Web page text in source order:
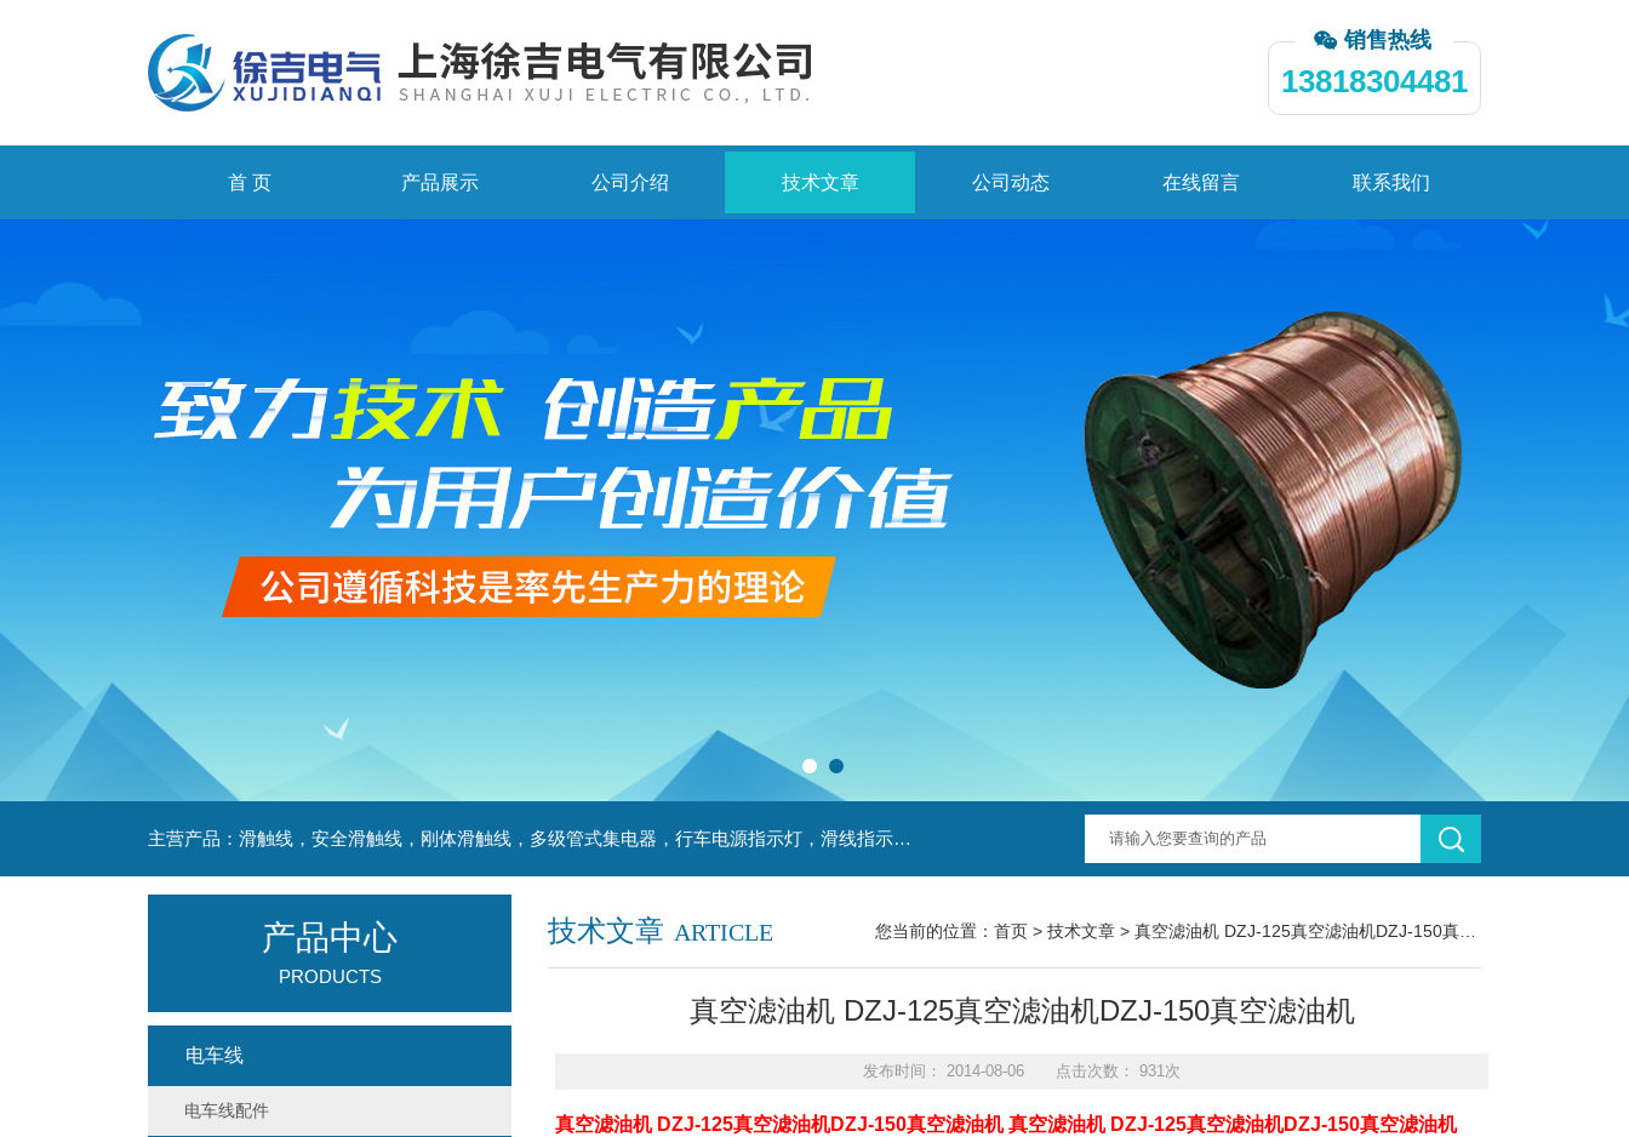
销售热线
13818304481
首 页 产品展示 公司介绍 技术文章 公司动态 在线留言 联系我们
主营产品：滑触线，安全滑触线，刚体滑触线，多级管式集电器，行车电源指示灯，滑线指示灯，集电器，扁平电缆，H型单级安全滑触器，电缆滑轨滑车
技术文章 ARTICLE 您当前的位置： 首页 > 技术文章 > 真空滤油机 DZJ-125真空滤油机DZJ-150真空滤油机
真空滤油机 DZJ-125真空滤油机DZJ-150真空滤油机
发布时间： 2014-08-06 点击次数： 931次
真空滤油机 DZJ-125真空滤油机DZJ-150真空滤油机 真空滤油机 DZJ-125真空滤油机DZJ-150真空滤油机
产品中心
PRODUCTS
电车线
电车线配件